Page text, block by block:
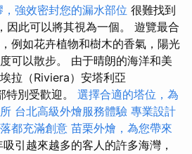
，強效密封您的漏水部位 很難找到
因此可以將其視為一個。 遊覽最合
例如花卉植物和樹木的香氣，陽光
可以散步。 由于晴朗的海洋和美
拉（Riviera）安塔利亞
特別受歡迎。 選擇合適的塔位，為
台北高級外燴服務體驗 專業設計
都充滿創意 苗栗外燴，為您帶來
吸引越來越多的客人的許多海灣，